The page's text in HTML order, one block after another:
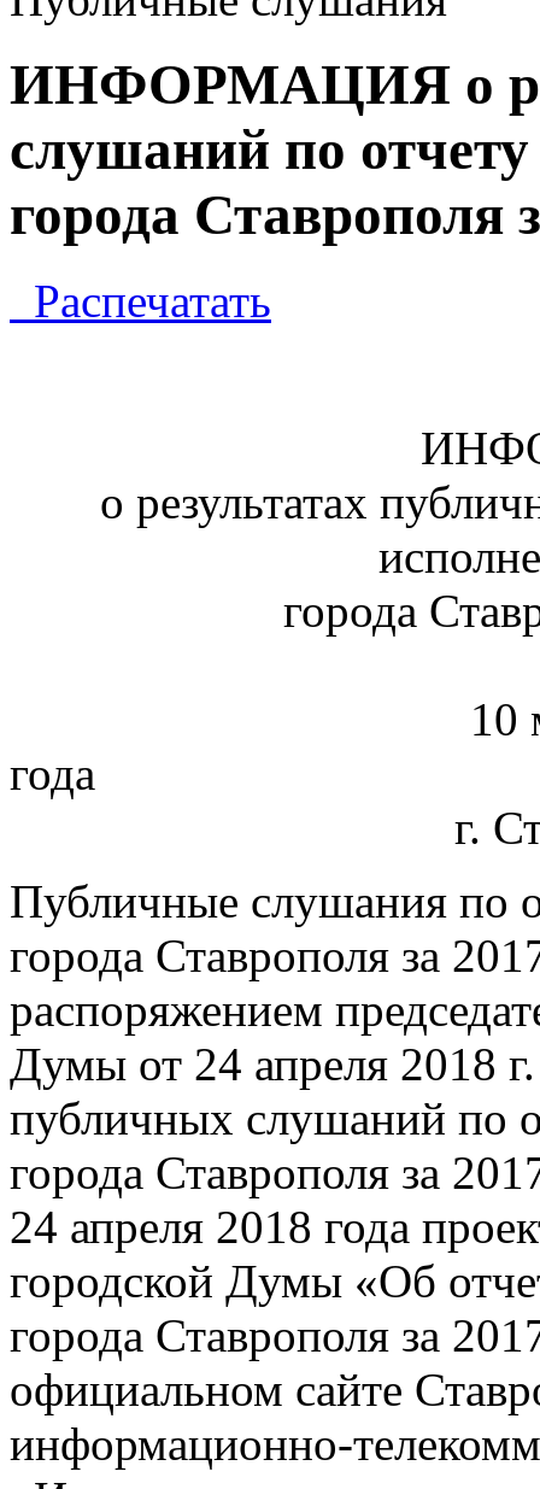
ИНФОРМАЦИЯ о
слушаний по
города Ставрополя
Распечатать
о результатах
города
10
г.
Публичные слушания по
города Ставрополя за
распоряжением
Думы от 24 апреля 2018
публичных слушаний по
города Ставрополя за
24 апреля 2018 года
городской Думы «Об
города Ставрополя за
официальном сайте
информационно-